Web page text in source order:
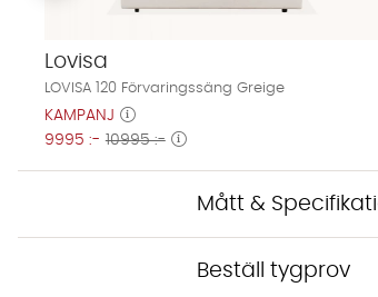
Lovisa
LOVISA 120 Förvaringssäng Greige
KAMPANJ
9995 :- 10995 :-
Mått &
Beställ tygprov